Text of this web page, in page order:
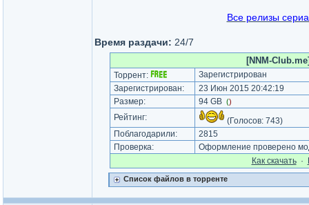
Все релизы
Время раздачи: 24/7
[NNM-
Торрент:
Зарегистрирован
Зарегистрирован:
23 Июн 2015 20:42:19
Размер:
94 GB ()
Рейтинг: (Голосов: 743)
Поблагодарили:
2815
Проверка:
Оформление проверено
Как cкачать·
Список файлов в торренте